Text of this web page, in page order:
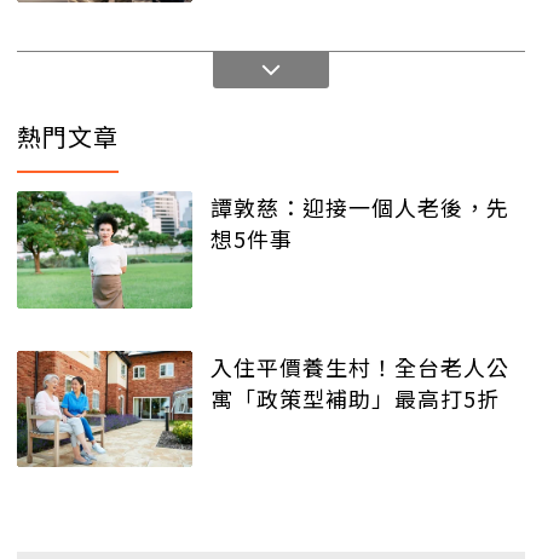
熱門文章
譚敦慈：迎接一個人老後，先
想5件事
入住平價養生村！全台老人公
寓「政策型補助」最高打5折